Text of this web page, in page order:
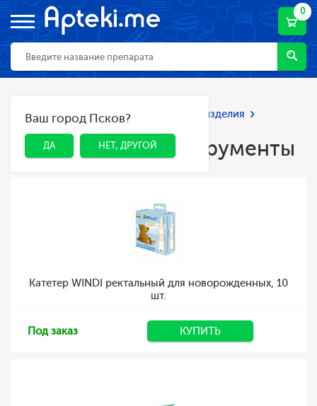
0
ДА НЕТ, ДРУГОЙ
Ваш город Псков?
ДА НЕТ, ДРУГОЙ
Главная Каталог
Мед. приборы и изделия
Медицинские инструменты
Медицинские инструменты
Катетер WINDI ректальный для новорожденных, 10
шт.
Под заказ КУПИТЬ